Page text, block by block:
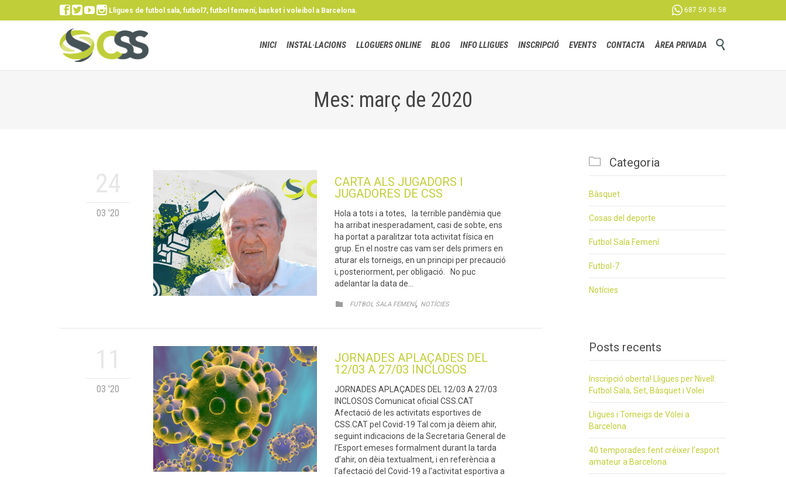
 Lligues de futbol sala, futbol7, futbol femení, basket i voleibol a Barcelona.  687 59 36 58
to
INICI INSTAL·LACIONS LLOGUERS ONLINE BLOG INFO LLIGUES INSCRIPCIÓ EVENTS CONTACTA ÀREA PRIVADA 
Mes: març de 2020
03 '20
CARTA ALS JUGADORS I
JUGADORES DE CSS
Hola a tots i a totes, la terrible pandèmia que
ha arribat inesperadament, casi de sobte, ens
ha portat a paralitzar tota activitat física en
grup. En el nostre cas vam ser dels primers en
aturar els torneigs, en un principi per precaució
i, posteriorment, per obligació. No puc
adelantar la data de…
 CATEGORY
FUTBOL SALA FEMENÍ, NOTÍCIES
03 '20
JORNADES APLAÇADES DEL
12/03 A 27/03 INCLOSOS
JORNADES APLAÇADES DEL 12/03 A 27/03
INCLOSOS Comunicat oficial CSS.CAT
Afectació de les activitats esportives de
CSS.CAT pel Covid-19 Tal com ja dèiem ahir,
seguint indicacions de la Secretaria General de
l’Esport emeses formalment durant la tarda
d’ahir, on dèia textualment, i en referència a
l’afectació del Covid-19 a l’activitat esportiva a
 Categoria
Bàsquet
Cosas del deporte
Futbol Sala Femení
Futbol-7
Notícies
Posts recents
Inscripció oberta! Lligues per Nivell:
Futbol Sala, Set, Bàsquet i Volei
Lligues i Torneigs de Vòlei a
Barcelona
40 temporades fent créixer l’esport
amateur a Barcelona